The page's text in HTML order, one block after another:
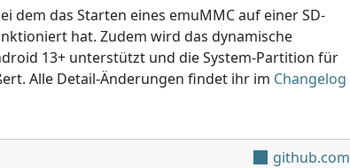
dem das Starten eines emuMMC auf einer SD-
hat. Zudem wird das dynamische
13+ unterstützt und die System-Partition für
Alle Detail-Änderungen findet ihr im Changelog
github.com